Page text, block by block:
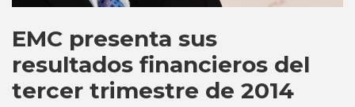
EMC presenta sus
resultados financieros del
tercer trimestre de 2014